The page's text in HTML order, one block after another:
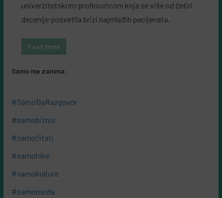
univerzitetskom profesoricom koja se više od četiri
decenije posvetila brizi najmlađih pacijenata.
Read More
Samo me zanima:
#SamoBaRazgovor
#samobiznis
#samočitati
#samohike
#samokultura
#samomoda